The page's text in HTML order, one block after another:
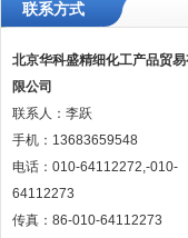
联系方式
北京华科盛精细化工产品贸
限公司
联系人：李跃
手机：13683659548
电话：010-64112272,-010-
64112273
传真：86-010-64112273